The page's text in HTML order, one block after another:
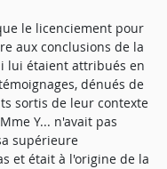
le licenciement pour
aux conclusions de la
lui étaient attribués en
dénués de
sortis de leur contexte
Y... n'avait pas
supérieure
et était à l'origine de la